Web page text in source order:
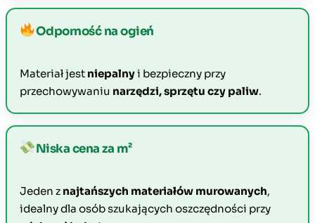
Odporność na ogień
Materiał jest niepalnyi bezpieczny przy
przechowywaniu narzędzi, sprzętu czy paliw.
Niska cena za m²
Jeden z najtańszych materiałów murowanych,
idealny dla osób szukających oszczędności przy